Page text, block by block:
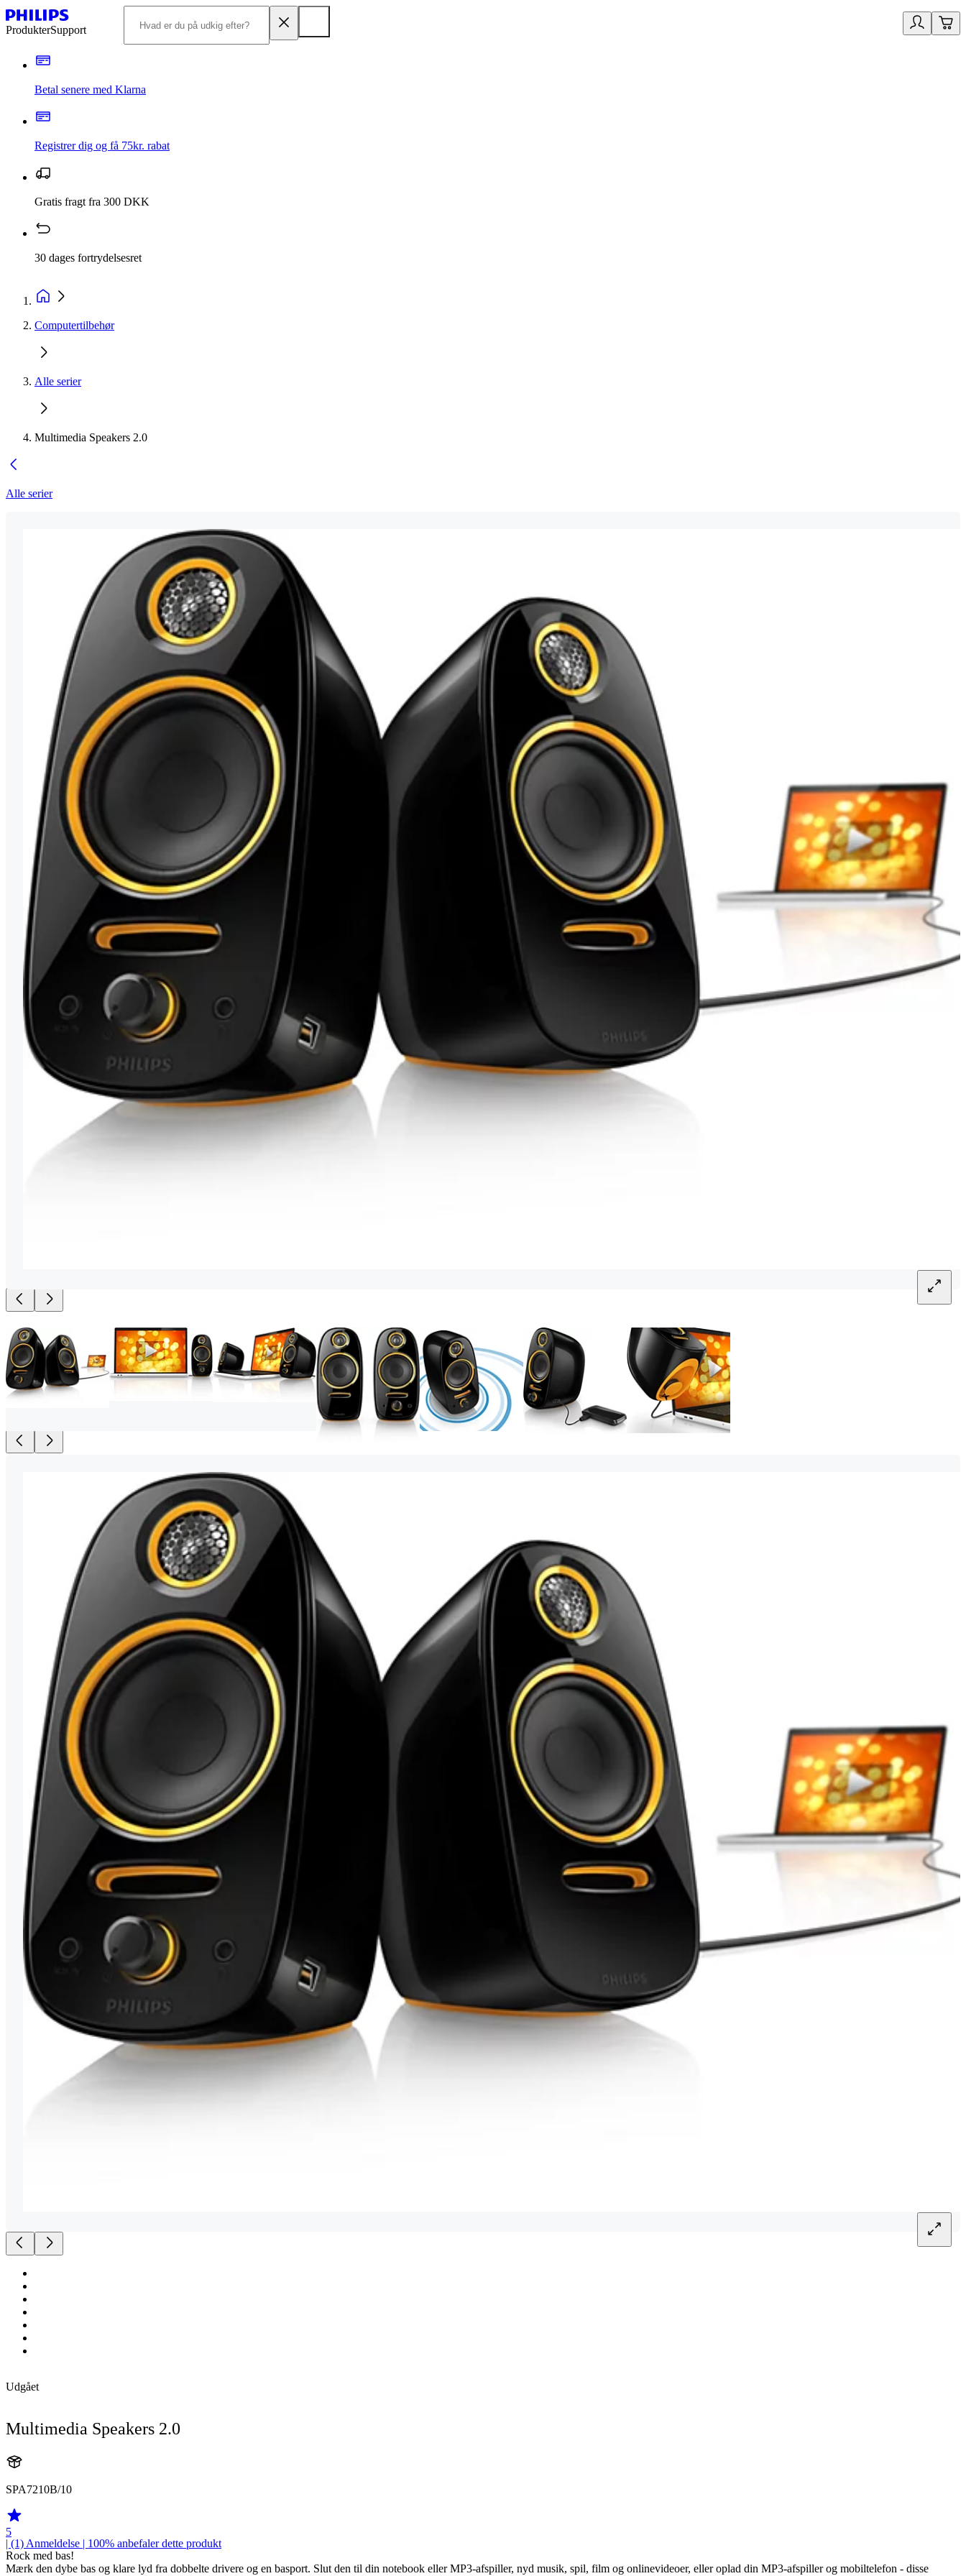
ProdukterSupport
Betal senere med Klarna
Registrer dig og få 75kr. rabat
Gratis fragt fra 300 DKK
30 dages fortrydelsesret
Computertilbehør
Alle serier
Multimedia Speakers 2.0
Alle serier
Udgået
Multimedia Speakers 2.0
SPA7210B/10
5
| (1) Anmeldelse | 100% anbefaler dette produkt
Rock med bas!
Mærk den dybe bas og klare lyd fra dobbelte drivere og en basport. Slut den til din notebook eller MP3-afspiller, nyd musik, spil, film og onlinevideoer, eller oplad din MP3-afspiller og mobiltelefon - disse